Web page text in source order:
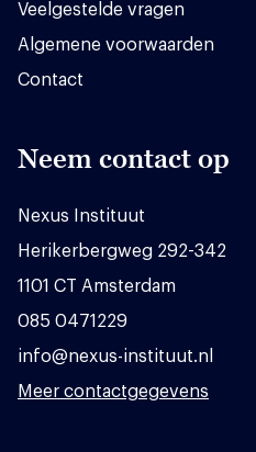
Veelgestelde vragen
Algemene voorwaarden
Contact
Neem contact op
Nexus Instituut
Herikerbergweg 292-342
1101 CT Amsterdam
085 0471229
info@nexus-instituut.nl
Meer contactgegevens